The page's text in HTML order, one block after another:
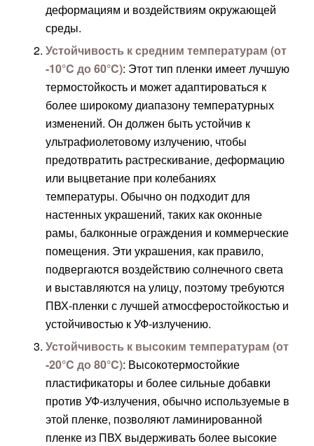
деформациям и воздействиям окружающей
среды.
Устойчивость к средним температурам (от
-10°C до 60°C): Этот тип пленки имеет лучшую
термостойкость и может адаптироваться к
более широкому диапазону температурных
изменений. Он должен быть устойчив к
ультрафиолетовому излучению, чтобы
предотвратить растрескивание, деформацию
или выцветание при колебаниях
температуры. Обычно он подходит для
настенных украшений, таких как оконные
рамы, балконные ограждения и коммерческие
помещения. Эти украшения, как правило,
подвергаются воздействию солнечного света
и выставляются на улицу, поэтому требуются
ПВХ-пленки с лучшей атмосферостойкостью и
устойчивостью к УФ-излучению.
Устойчивость к высоким температурам (от
-20°C до 80°C): Высокотермостойкие
пластификаторы и более сильные добавки
против УФ-излучения, обычно используемые в
этой пленке, позволяют ламинированной
пленке из ПВХ выдерживать более высокие